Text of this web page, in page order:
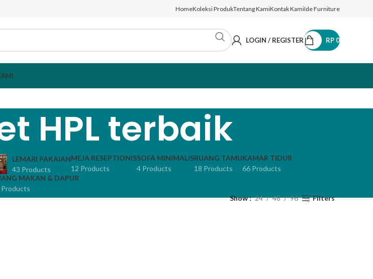
HomeKoleksi ProdukTentang KamiKontak KamiIde Furniture
LOGIN / REGISTER RP 0
HPL terbaik
LEMARI PAKAIAN
43 Products
MEJA RESEPTIONIS
12 Products
SOFA MINIMALIS
4 Products
RUANG TAMU
18 Products
KAMAR TIDUR
66 Products
MAKAN & DAPUR
Products
Show 24 48 96 Filters